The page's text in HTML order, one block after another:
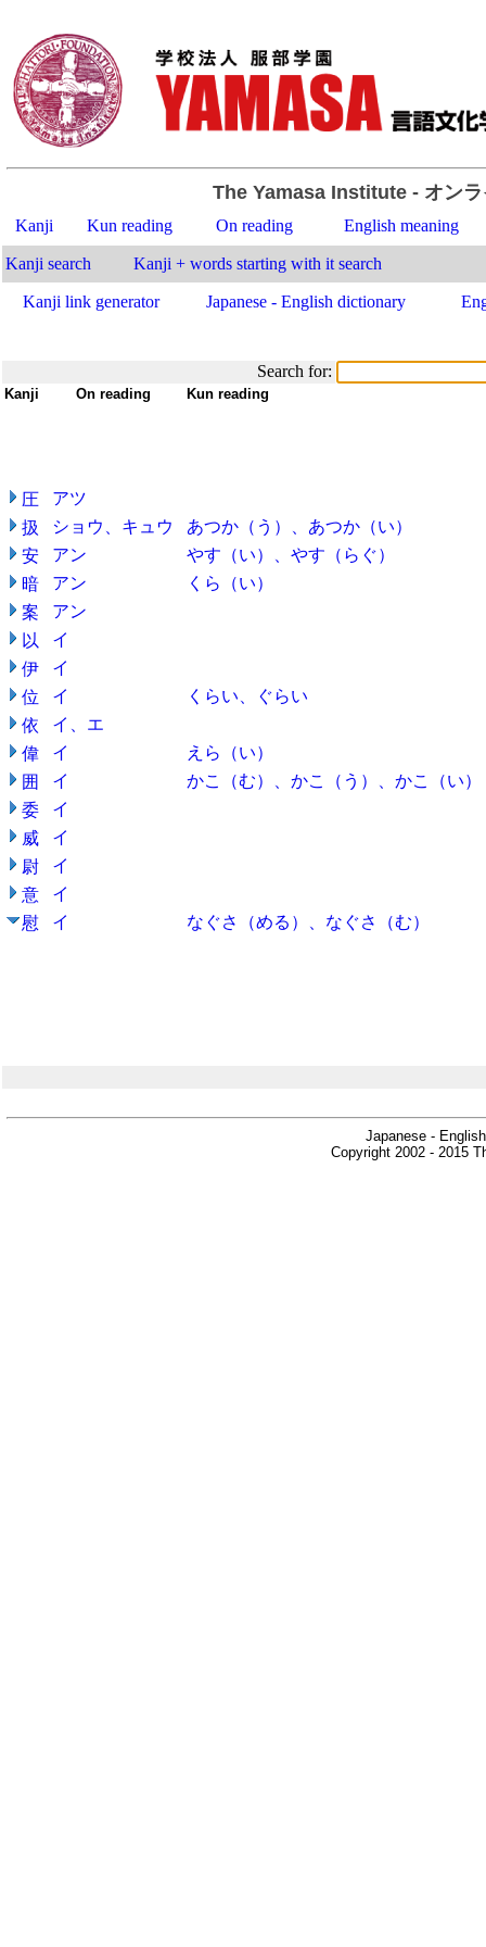
The Yamasa Institute- オンラ
Kanji Kun reading On reading English meaning
Kanji search Kanji + words starting with it search
Kanji link generator Japanese - English dictionary
Search for:
Kanji On reading Kun reading
圧
アツ
扱
ショウ、キュウ
あつか（う）、あつか（い）
安
アン
やす（い）、やす（らぐ）
暗
アン
くら（い）
案
アン
以
イ
伊
イ
位
イ
くらい、ぐらい
依
イ、エ
偉
イ
えら（い）
囲
イ
かこ（む）、かこ（う）、かこ（い）
委
イ
威
イ
尉
イ
意
イ
慰
イ なぐさ（める）、なぐさ（む）
Japanese -
Copyright 2002 - 2015